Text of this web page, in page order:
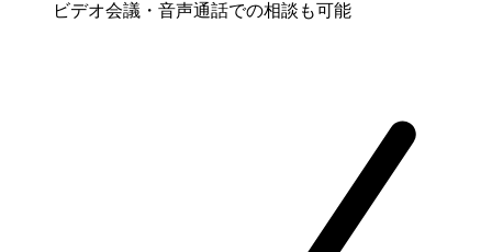
ビデオ会議・音声通話での相談も可能